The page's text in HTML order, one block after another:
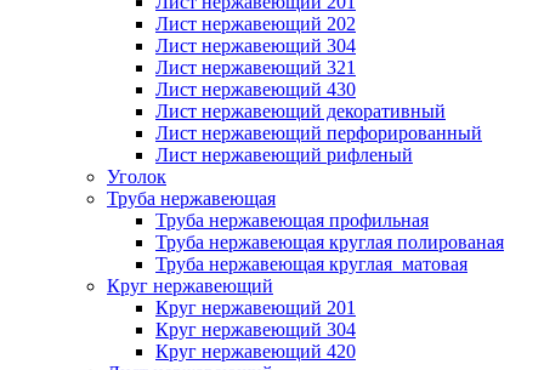
Лист нержавеющий 202
Лист нержавеющий 304
Лист нержавеющий 321
Лист нержавеющий 430
Лист нержавеющий декоративный
Лист нержавеющий перфорированный
Лист нержавеющий рифленый
Уголок
Труба нержавеющая
Труба нержавеющая профильная
Труба нержавеющая круглая полированая
Труба нержавеющая круглая матовая
Круг нержавеющий
Круг нержавеющий 201
Круг нержавеющий 304
Круг нержавеющий 420